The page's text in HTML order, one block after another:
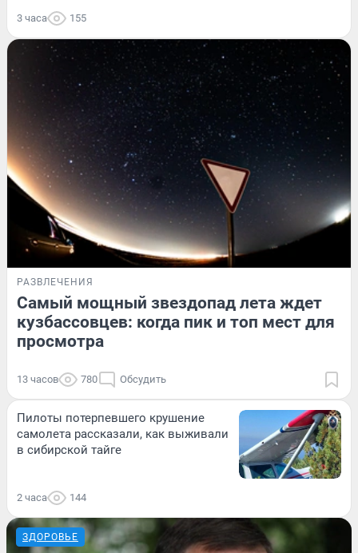
3 часа 155
РАЗВЛЕЧЕНИЯ
Самый мощный звездопад лета ждет
кузбассовцев: когда пик и топ мест для
просмотра
13 часов 780 Обсудить
Пилоты потерпевшего крушение
самолета рассказали, как выживали
в сибирской тайге
2 часа 144
ЗДОРОВЬЕ